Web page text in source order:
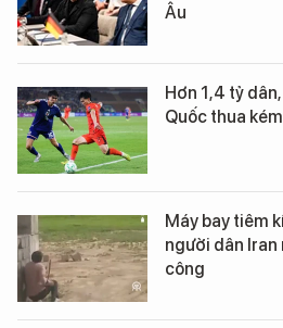
Âu
Hơn 1,4 tỷ
Quốc thua
Máy bay tiêm
người dân Iran
công